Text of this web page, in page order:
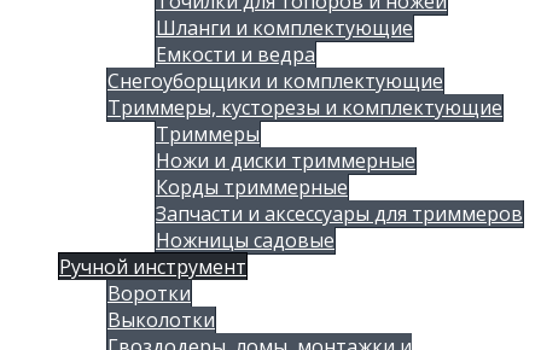
Шланги и комплектующие
Емкости и ведра
Снегоуборщики и комплектующие
Триммеры, кусторезы и комплектующие
Триммеры
Ножи и диски триммерные
Корды триммерные
Запчасти и аксессуары для триммеров
Ножницы садовые
Ручной инструмент
Воротки
Выколотки